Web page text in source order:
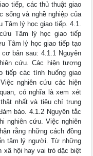
tiếp, các thủ thuật giao
sống và nghề nghiệp của
Tâm lý học giao tiếp. 4.1.
Tâm lý học giao tiếp
Tâm lý học giao tiếp tạo
bản sau: 4.1.1 Nguyên
cứu. Các hiện tượng
tiếp các tình huống giao
nghiên cứu các hiện
có nghĩa là xem xét
nhất và tiêu chí trung
bảo. 4.1.2 Nguyên tắc
nghiên cứu. Việc nghiên
rằng những cách đồng
tâm lý người. Từ những
xã hội hay vai trò dặc biệt